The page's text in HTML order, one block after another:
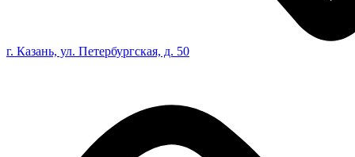
г. Казань, ул. Петербургская, д. 50